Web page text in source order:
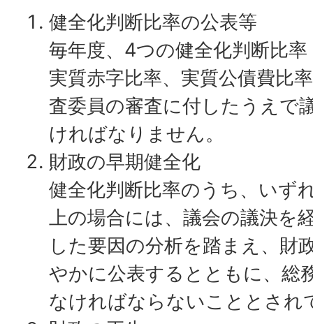
健全化判断比率の公表等
毎年度、4つの健全化判断比
実質赤字比率、実質公債費比
査委員の審査に付したうえで
ければなりません。
財政の早期健全化
健全化判断比率のうち、いず
上の場合には、議会の議決を
した要因の分析を踏まえ、財
やかに公表するとともに、総
なければならないこととされ